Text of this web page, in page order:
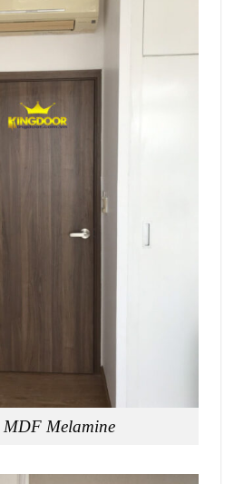
MDF Melamine